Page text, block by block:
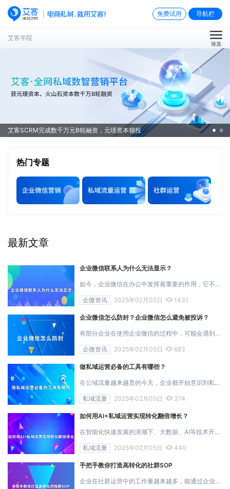
免费试用 导航栏
艾客学院
筛选
艾客SCRM完成数千万元B轮融资，元璟资本领投
热门专题
最新文章
企业微信联系人为什么无法显示？
如今，企业微信在办公中发挥着重要的作用，它不仅可以方便企业内部员工之间的沟通交流，提升工作效率，还可用于跟外部客户的联系，有助于企业管理...
企微资讯 2025年02月05日 1431
企业微信怎么防封？企业微信怎么避免被投诉？
有部分企业在使用企业微信的过程中，可能会遇到不能加入、无法拉群、消息发不出去等情况，而出现这些情况的原因多是没注意养号，并且进行了违规操...
企微资讯 2025年02月05日 683
做私域运营必备的工具有哪些？
在公域流量越来越贵的今天，企业都开始意识到私域流量的重要性，并且希望通过私域运营降低获客成本，提升转化成交率。而私域运营过程中，选对工具...
私域流量 2025年02月05日 374
如何用AI+私域运营实现转化翻倍增长？
在智能化快速发展的浪潮下、大数据、AI等技术开始进入大众视野，并且逐渐改变着各行各业，特别是企业营销领域，AI技术的应用已成为推动业务快速增长...
私域流量 2025年02月05日 440
手把手教你打造高转化的社群SOP
企业在社群运营中的工作量越来越多，能通过企业微信SOP体系，来进一步规范拉新、促活留存到群转化这套流程。通过一套标准化操作，将会让社群运营的...